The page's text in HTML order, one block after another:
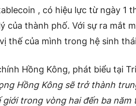
, có hiệu lực từ ngày 1
của thành phố. Với sự ra mắt
thế của mình trong hệ sinh
Hồng Kông, phát biểu tại
Hồng Kông sẽ trở thành
trong vòng hai đến ba năm